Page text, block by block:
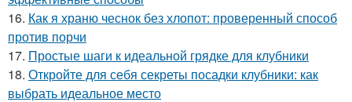
16. Как я храню чеснок без хлопот: проверенный способ
против порчи
17. Простые шаги к идеальной грядке для клубники
18. Откройте для себя секреты посадки клубники: как
выбрать идеальное место